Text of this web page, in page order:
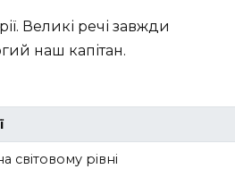
Великі речі завжди
наш капітан.
світовому рівні